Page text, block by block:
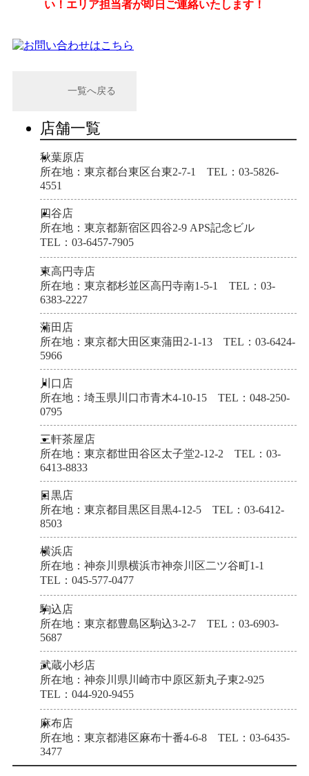
い！ エリア担当者が即日ご連絡いたします！
一覧へ戻る
店舗一覧
秋葉原店
所在地：東京都台東区台東2-7-1 TEL：03-5826-
4551
四谷店
所在地：東京都新宿区四谷2-9 APS記念ビル
TEL：03-6457-7905
東高円寺店
所在地：東京都杉並区高円寺南1-5-1 TEL：03-
6383-2227
蒲田店
所在地：東京都大田区東蒲田2-1-13 TEL：03-6424-
5966
川口店
所在地：埼玉県川口市青木4-10-15 TEL：048-250-
0795
三軒茶屋店
所在地：東京都世田谷区太子堂2-12-2 TEL：03-
6413-8833
目黒店
所在地：東京都目黒区目黒4-12-5 TEL：03-6412-
8503
横浜店
所在地：神奈川県横浜市神奈川区二ツ谷町1-1
TEL：045-577-0477
駒込店
所在地：東京都豊島区駒込3-2-7 TEL：03-6903-
5687
武蔵小杉店
所在地：神奈川県川崎市中原区新丸子東2-925
TEL：044-920-9455
麻布店
所在地：東京都港区麻布十番4-6-8 TEL：03-6435-
3477